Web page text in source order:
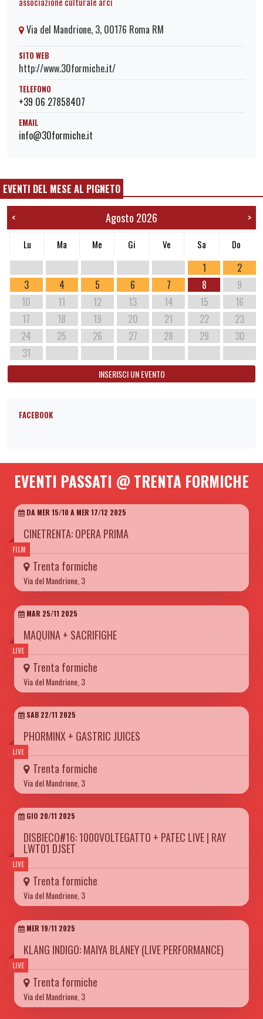
Via del Mandrione, 3, 00176 Roma RM
SITO WEB
http://www.30formiche.it/
TELEFONO
+39 06 27858407
EMAIL
info@30formiche.it
EVENTI DEL MESE AL PIGNETO
< Agosto 2026 >
Lu Ma Me Gi Ve Sa Do
1
2
3
4 5 6 7 8
9
10
11 12 13 14 15
16
17
18 19 20 21 22
23
24
25 26 27 28 29
30
31
INSERISCI UN EVENTO
FACEBOOK
EVENTI PASSATI @ TRENTA FORMICHE
FILM
DA MER 15/10 A MER 17/12 2025
CINETRENTA: OPERA PRIMA
Trenta formiche
Via del Mandrione, 3
LIVE
MAR 25/11 2025
MAQUINA + SACRIFIGHE
Trenta formiche
Via del Mandrione, 3
LIVE
SAB 22/11 2025
PHORMINX + GASTRIC JUICES
Trenta formiche
Via del Mandrione, 3
LIVE
GIO 20/11 2025
DISBIECO#16: 1000VOLTEGATTO + PATEC LIVE | RAY
LWT01 DJSET
Trenta formiche
Via del Mandrione, 3
LIVE
MER 19/11 2025
KLANG INDIGO: MAIYA BLANEY (LIVE PERFORMANCE)
Trenta formiche
Via del Mandrione, 3